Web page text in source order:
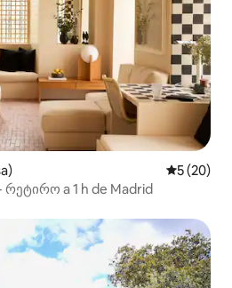
საშუალო
5 (20)
რეტირო a 1 h de Madrid